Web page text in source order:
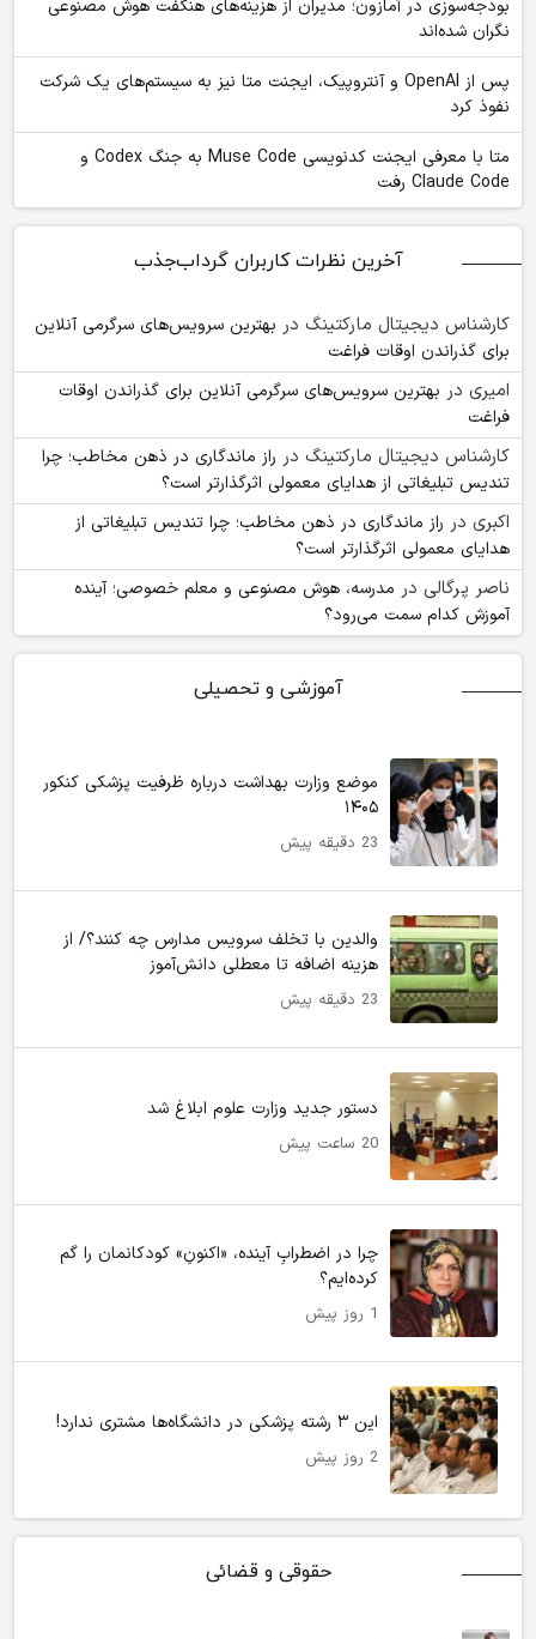
بودجه‌سوزی در آمازون؛ مدیران از هزینه‌های هنگفت هوش مصنوعی
نگران شده‌اند
پس از OpenAI و آنتروپیک، ایجنت متا نیز به سیستم‌های یک شرکت
نفوذ کرد
متا با معرفی ایجنت کدنویسی Muse Code به جنگ Codex و
Claude Code رفت
آخرین نظرات کاربران گرداب‌جذب
کارشناس دیجیتال مارکتینگ در بهترین سرویس‌های سرگرمی آنلاین
برای گذراندن اوقات فراغت
امیری در بهترین سرویس‌های سرگرمی آنلاین برای گذراندن اوقات
فراغت
کارشناس دیجیتال مارکتینگ در راز ماندگاری در ذهن مخاطب؛ چرا
تندیس تبلیغاتی از هدایای معمولی اثرگذارتر است؟
اکبری در راز ماندگاری در ذهن مخاطب؛ چرا تندیس تبلیغاتی از
هدایای معمولی اثرگذارتر است؟
ناصر پرگالی در مدرسه، هوش مصنوعی و معلم خصوصی؛ آینده
آموزش کدام سمت می‌رود؟
آموزشی و تحصیلی
موضع وزارت بهداشت درباره ظرفیت پزشکی کنکور
۱۴۰۵
23 دقیقه پیش
والدین با تخلف سرویس مدارس چه کنند؟/ از
هزینه اضافه تا معطلی دانش‌آموز
23 دقیقه پیش
دستور جدید وزارت علوم ابلاغ شد
20 ساعت پیش
چرا در اضطرابِ آینده، «اکنونِ» کودکانمان را گم
کرده‌ایم؟
1 روز پیش
این ۳ رشته پزشکی در دانشگاه‌ها مشتری ندارد!
2 روز پیش
حقوقی و قضائی